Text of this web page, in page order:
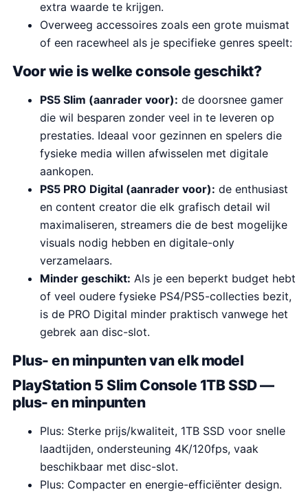
extra waarde te krijgen.
Overweeg accessoires zoals een grote muismat
of een racewheel als je specifieke genres speelt:
Voor wie is welke console geschikt?
PS5 Slim (aanrader voor): de doorsnee gamer
die wil besparen zonder veel in te leveren op
prestaties. Ideaal voor gezinnen en spelers die
fysieke media willen afwisselen met digitale
aankopen.
PS5 PRO Digital (aanrader voor): de enthusiast
en content creator die elk grafisch detail wil
maximaliseren, streamers die de best mogelijke
visuals nodig hebben en digitale-only
verzamelaars.
Minder geschikt: Als je een beperkt budget hebt
of veel oudere fysieke PS4/PS5-collecties bezit,
is de PRO Digital minder praktisch vanwege het
gebrek aan disc-slot.
Plus- en minpunten van elk model
PlayStation 5 Slim Console 1TB SSD —
plus- en minpunten
Plus: Sterke prijs/kwaliteit, 1TB SSD voor snelle
laadtijden, ondersteuning 4K/120fps, vaak
beschikbaar met disc-slot.
Plus: Compacter en energie-efficiënter design.